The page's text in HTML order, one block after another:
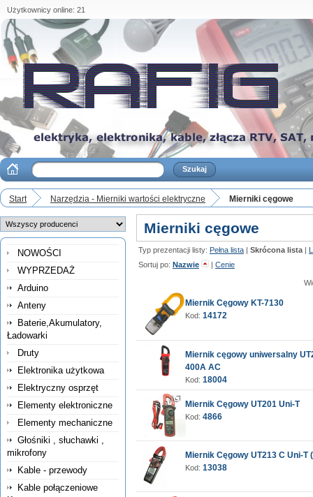
Użytkownicy online: 21
Start Narzędzia - Mierniki wartości elektryczne Mierniki cęgowe
NOWOŚCI
WYPRZEDAŻ
Arduino
Anteny
Baterie,Akumulatory,
Ładowarki
Druty
Elektronika użytkowa
Elektryczny osprzęt
Elementy elektroniczne
Elementy mechaniczne
Głośniki , słuchawki ,
mikrofony
Kable - przewody
Kable połączeniowe
Mierniki cęgowe
Typ prezentacji listy: Pełna lista | Skrócona lista |
Sortuj po: Nazwie | Cenie
Miernik Cęgowy KT-7130
Kod: 14172
Miernik cęgowy uniwersalny
400A AC
Kod: 18004
Miernik Cęgowy UT201 Uni-T
Kod: 4866
Miernik Cęgowy UT213 C Uni-T
Kod: 13038